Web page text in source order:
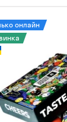
онлайн